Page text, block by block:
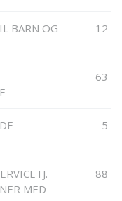
BARN OG
12
63
5
MED
88